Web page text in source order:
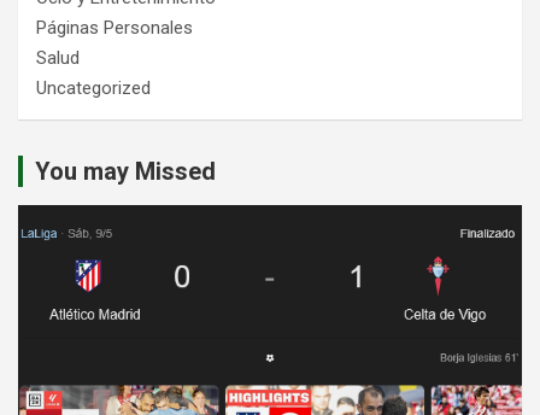
Páginas Personales
Salud
Uncategorized
You may Missed